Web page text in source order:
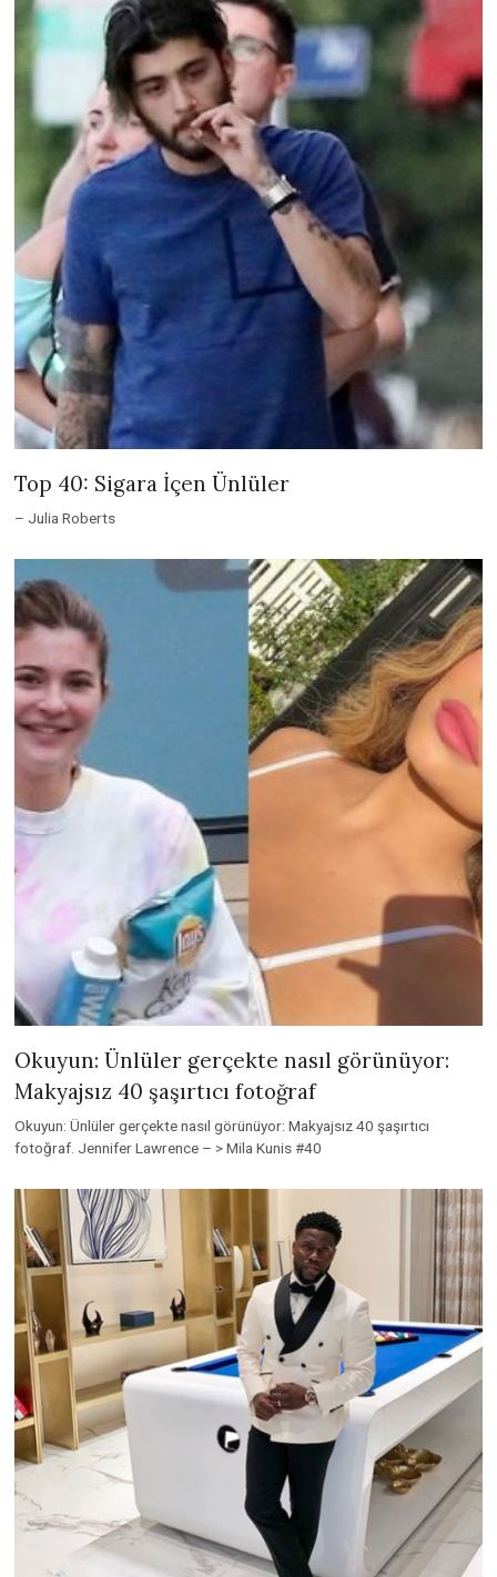
Top 40: Sigara İçen Ünlüler
– Julia Roberts
Okuyun: Ünlüler gerçekte nasıl görünüyor:
Makyajsız 40 şaşırtıcı fotoğraf
Okuyun: Ünlüler gerçekte nasıl görünüyor: Makyajsız 40 şaşırtıcı
fotoğraf. Jennifer Lawrence – > Mila Kunis #40